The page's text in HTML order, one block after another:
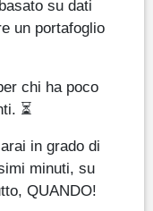
su dati
un portafoglio
chi ha poco
⏳
in grado di
minuti, su
QUANDO!